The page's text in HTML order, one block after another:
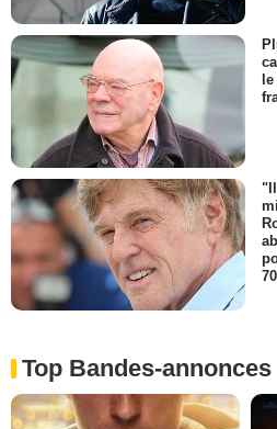
70
Top Bandes-annonces